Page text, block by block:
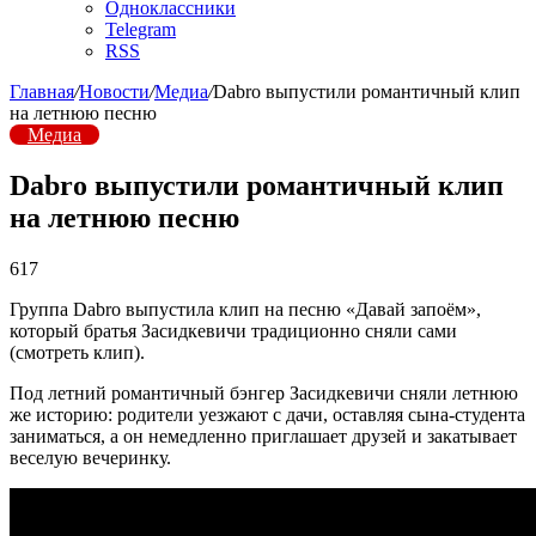
Одноклассники
Telegram
RSS
Главная/Новости/Медиа/Dabro выпустили романтичный клип
на летнюю песню
Медиа
Dabro выпустили романтичный клип
на летнюю песню
617
Группа Dabro выпустила клип на песню «Давай запоём»,
который братья Засидкевичи традиционно сняли сами
(смотреть клип).
Под летний романтичный бэнгер Засидкевичи сняли летнюю
же историю: родители уезжают с дачи, оставляя сына-студента
заниматься, а он немедленно приглашает друзей и закатывает
веселую вечеринку.